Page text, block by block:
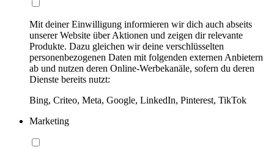
Mit deiner Einwilligung informieren wir dich auch abseits
unserer Website über Aktionen und zeigen dir relevante
Produkte. Dazu gleichen wir deine verschlüsselten
personenbezogenen Daten mit folgenden externen Anbietern
ab und nutzen deren Online-Werbekanäle, sofern du deren
Dienste bereits nutzt:
Bing, Criteo, Meta, Google, LinkedIn, Pinterest, TikTok
Marketing